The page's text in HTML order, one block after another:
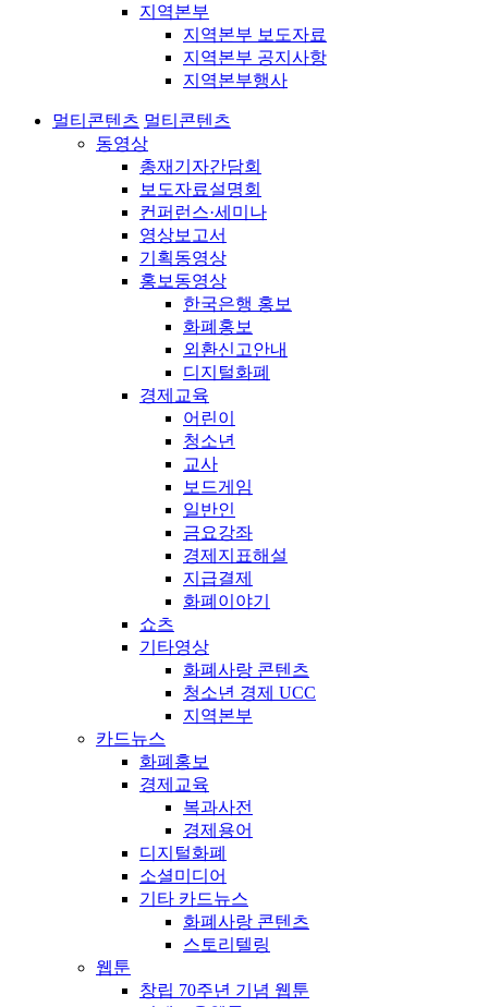
지역본부
지역본부 보도자료
지역본부 공지사항
지역본부행사
멀티콘텐츠 멀티콘텐츠
동영상
총재기자간담회
보도자료설명회
컨퍼런스·세미나
영상보고서
기획동영상
홍보동영상
한국은행 홍보
화폐홍보
외환신고안내
디지털화폐
경제교육
어린이
청소년
교사
보드게임
일반인
금요강좌
경제지표해설
지급결제
화폐이야기
쇼츠
기타영상
화폐사랑 콘텐츠
청소년 경제 UCC
지역본부
카드뉴스
화폐홍보
경제교육
복과사전
경제용어
디지털화폐
소셜미디어
기타 카드뉴스
화폐사랑 콘텐츠
스토리텔링
웹툰
창립 70주년 기념 웹툰